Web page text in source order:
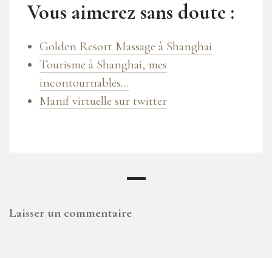
Vous aimerez sans doute :
Golden Resort Massage à Shanghai
Tourisme à Shanghai, mes
incontournables…
Manif virtuelle sur twitter
Laisser un commentaire